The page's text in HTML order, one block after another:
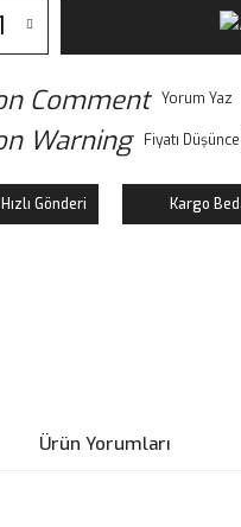
Yorum Yaz
Fiyatı
Hızlı Gönderi Kargo
Ürün Yorumları